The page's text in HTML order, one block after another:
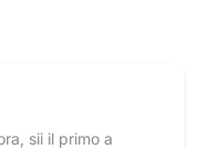
sii il primo a